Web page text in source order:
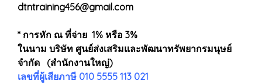
dtntraining456@gmail.com
* การหัก ณ ที่จ่าย 1% หรือ 3%
ในนาม บริษัท ศูนย์ส่งเสริมและพัฒนาทรัพยากรมนุษย์
จำกัด (สำนักงานใหญ่)
เลขที่ผู้เสียภาษี 010 5555 113 021